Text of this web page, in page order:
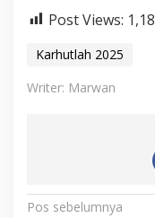
Post Views:
Karhutlah 2025
Writer: Marwan
N
Pos sebelumnya